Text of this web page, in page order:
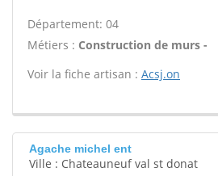
Département: 04
Métiers : Construction de murs -
Voir la fiche artisan : Acsj.on
Agache michel ent
Ville : Chateauneuf val st donat